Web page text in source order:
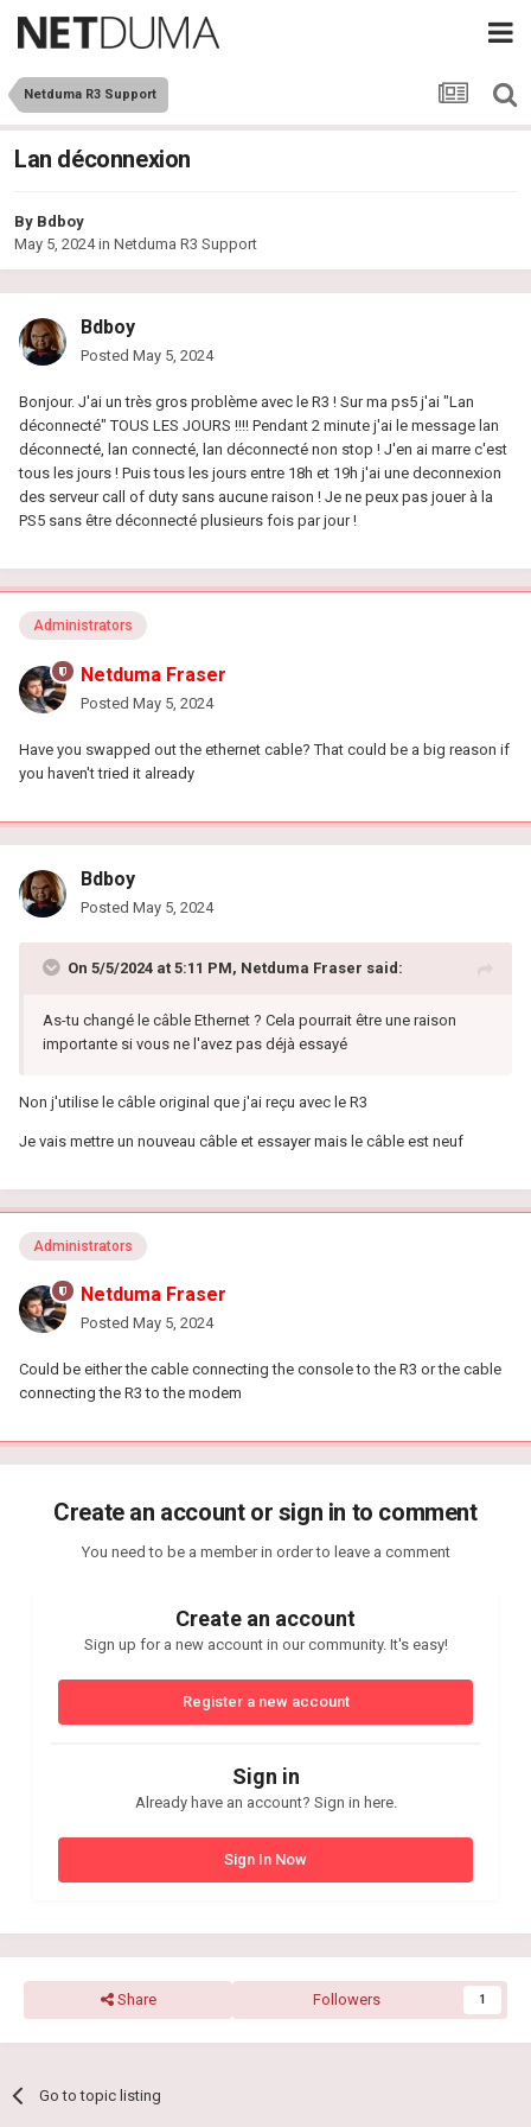
Netduma R3 Support
Lan déconnexion
By Bdboy
May 5, 2024in Netduma R3 Support
Bdboy
Posted May 5, 2024
Bonjour. J'ai un très gros problème avec le R3 ! Sur ma ps5 j'ai "Lan
déconnecté" TOUS LES JOURS !!!! Pendant 2 minute j'ai le message lan
déconnecté, lan connecté, lan déconnecté non stop ! J'en ai marre c'est
tous les jours ! Puis tous les jours entre 18h et 19h j'ai une deconnexion
des serveur call of duty sans aucune raison ! Je ne peux pas jouer à la
PS5 sans être déconnecté plusieurs fois par jour !
Administrators
Netduma Fraser
Posted May 5, 2024
Have you swapped out the ethernet cable? That could be a big reason if
you haven't tried it already
Bdboy
Posted May 5, 2024
On 5/5/2024 at 5:11 PM, Netduma Fraser said:
As-tu changé le câble Ethernet ? Cela pourrait être une raison
importante si vous ne l'avez pas déjà essayé
Non j'utilise le câble original que j'ai reçu avec le R3
Je vais mettre un nouveau câble et essayer mais le câble est neuf
Administrators
Netduma Fraser
Posted May 5, 2024
Could be either the cable connecting the console to the R3 or the cable
connecting the R3 to the modem
Create an account or sign in to comment
You need to be a member in order to leave a comment
Create an account
Sign up for a new account in our community. It's easy!
Register a new account
Sign in
Already have an account? Sign in here.
Sign In Now
Share Followers 1
Go to topic listing